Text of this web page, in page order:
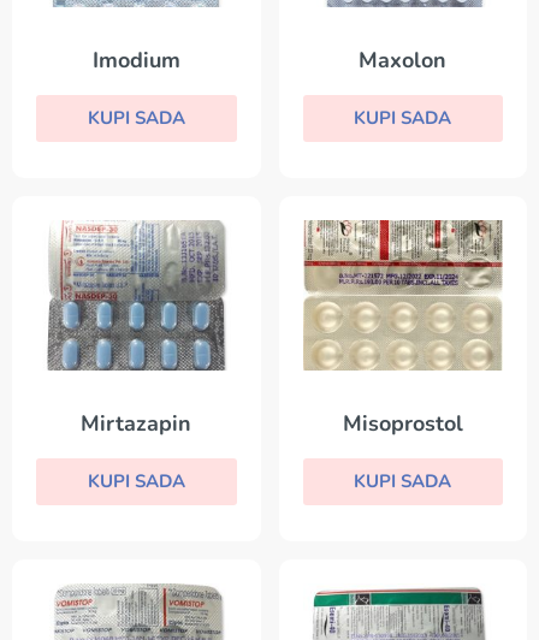
Imodium
KUPI SADA
Maxolon
KUPI SADA
Mirtazapin
KUPI SADA
Misoprostol
KUPI SADA